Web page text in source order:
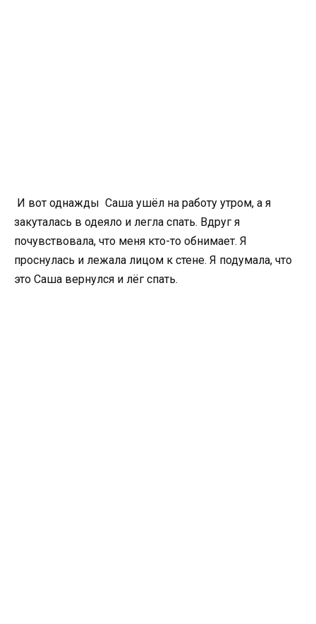
И вот однажды Саша ушёл на работу утром, а я
закуталась в одеяло и легла спать. Вдруг я
почувствовала, что меня кто-то обнимает. Я
проснулась и лежала лицом к стене. Я подумала, что
это Саша вернулся и лёг спать.